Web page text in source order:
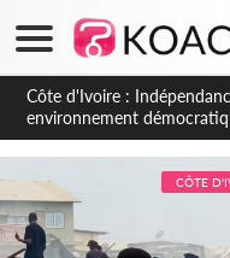
Côte d'Ivoire : Concours
seront disponibles à
CÔTE